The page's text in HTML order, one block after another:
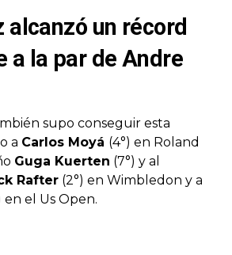
alcanzó un récord
a la par de Andre
supo conseguir esta
a Carlos Moyá (4°) en Roland
Guga Kuerten (7°) y al
Rafter(2°) en Wimbledon y a
en el Us Open.